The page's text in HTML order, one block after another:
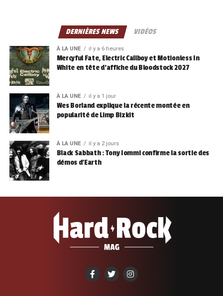
DERNIÈRES NEWS VIDÉOS
À LA UNE il y a 6 heures
Mercyful Fate, Electric Callboy et Motionless In
White en tête d’affiche du Bloodstock 2027
À LA UNE il y a 1 jour
Wes Borland explique la récente montée en
popularité de Limp Bizkit
À LA UNE il y a 2 jours
Black Sabbath : Tony Iommi confirme la sortie des
démos d’Earth